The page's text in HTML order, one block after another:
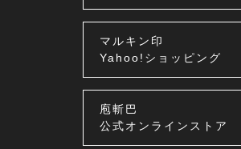
マルキン印
Yahoo!ショッピング
庖斬巴
公式オンラインストア